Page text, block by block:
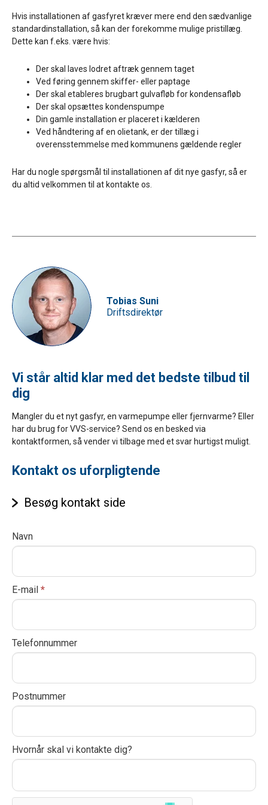
Hvis installationen af gasfyret kræver mere end den sædvanlige
standardinstallation, så kan der forekomme mulige pristillæg.
Dette kan f.eks. være hvis:
Der skal laves lodret aftræk gennem taget
Ved føring gennem skiffer- eller paptage
Der skal etableres brugbart gulvafløb for kondensafløb
Der skal opsættes kondenspumpe
Din gamle installation er placeret i kælderen
Ved håndtering af en olietank, er der tillæg i
overensstemmelse med kommunens gældende regler
Har du nogle spørgsmål til installationen af dit nye gasfyr, så er
du altid velkommen til at kontakte os.
Tobias Suni
Driftsdirektør
Vi står altid klar med det bedste tilbud til
dig
Mangler du et nyt gasfyr, en varmepumpe eller fjernvarme? Eller
har du brug for VVS-service? Send os en besked via
kontaktformen, så vender vi tilbage med et svar hurtigst muligt.
Kontakt os uforpligtende
Besøg kontakt side
Kontakt
os
Navn
E-mail *
Telefonnummer
Postnummer
Hvornår skal vi kontakte dig?
I
o
u
e
u
m
,
a